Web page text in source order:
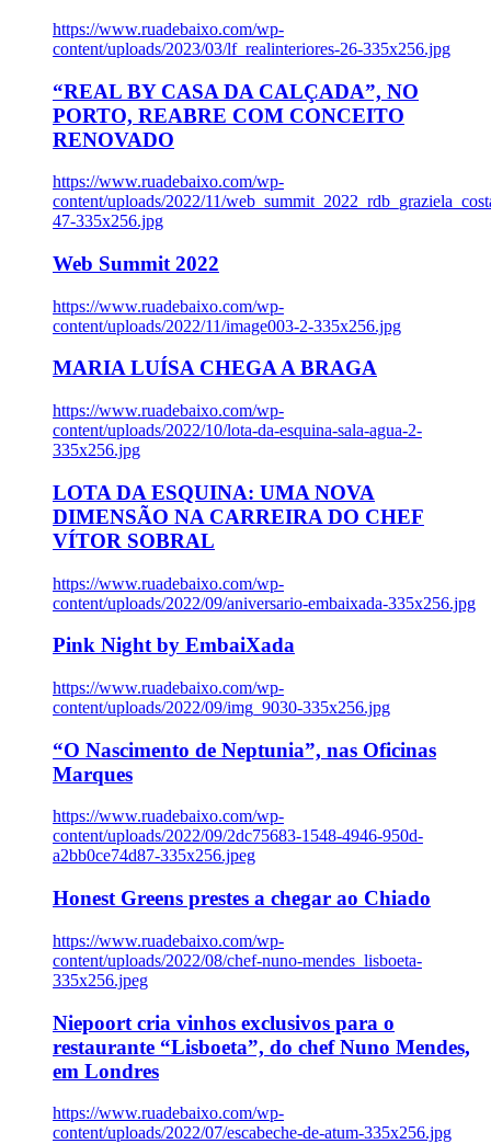
https://www.ruadebaixo.com/wp-
content/uploads/2023/03/lf_realinteriores-26-335x256.jpg
“REAL BY CASA DA CALÇADA”, NO
PORTO, REABRE COM CONCEITO
RENOVADO
https://www.ruadebaixo.com/wp-
content/uploads/2022/11/
47-335x256.jpg
Web Summit 2022
https://www.ruadebaixo.com/wp-
content/uploads/2022/11/image003-2-335x256.jpg
MARIA LUÍSA CHEGA A BRAGA
https://www.ruadebaixo.com/wp-
content/uploads/2022/10/lota-da-esquina-sala-agua-2-
335x256.jpg
LOTA DA ESQUINA: UMA NOVA
DIMENSÃO NA CARREIRA DO CHEF
VÍTOR SOBRAL
https://www.ruadebaixo.com/wp-
content/uploads/2022/09/aniversario-embaixada-335x256.jpg
Pink Night by EmbaiXada
https://www.ruadebaixo.com/wp-
content/uploads/2022/09/img_9030-335x256.jpg
“O Nascimento de Neptunia”, nas Oficinas
Marques
https://www.ruadebaixo.com/wp-
content/uploads/2022/09/2dc75683-1548-4946-950d-
a2bb0ce74d87-335x256.jpeg
Honest Greens prestes a chegar ao Chiado
https://www.ruadebaixo.com/wp-
content/uploads/2022/08/chef-nuno-mendes_lisboeta-
335x256.jpeg
Niepoort cria vinhos exclusivos para o
restaurante “Lisboeta”, do chef Nuno Mendes,
em Londres
https://www.ruadebaixo.com/wp-
content/uploads/2022/07/escabeche-de-atum-335x256.jpg